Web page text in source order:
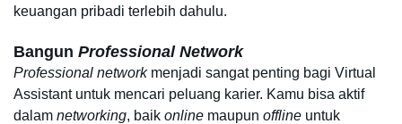
keuangan pribadi terlebih dahulu.
Bangun Professional Network
Professional network menjadi sangat penting bagi Virtual
Assistant untuk mencari peluang karier. Kamu bisa aktif
dalam networking, baik online maupun offline untuk